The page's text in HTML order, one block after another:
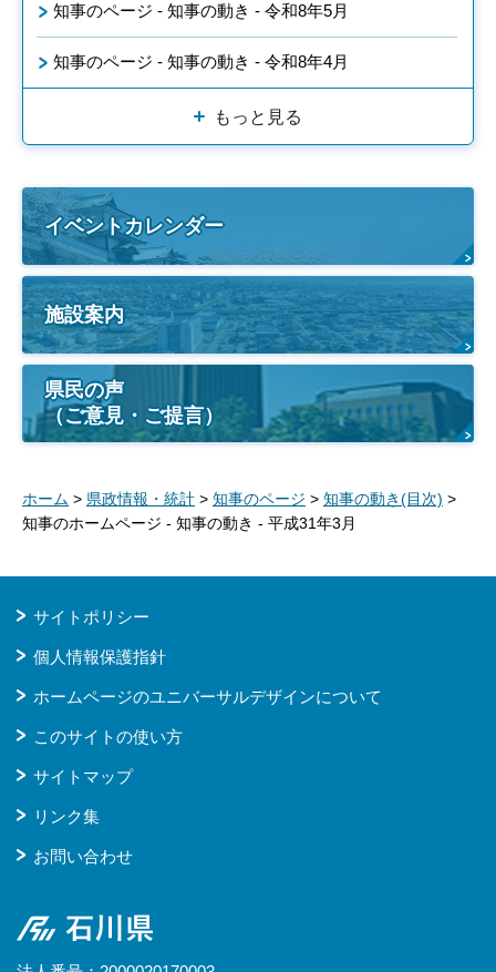
知事のページ - 知事の動き - 令和8年5月
知事のページ - 知事の動き - 令和8年4月
もっと見る
イベントカレンダー
施設案内
県民の声
（ご意見・ご提言）
ホーム > 県政情報・統計 > 知事のページ > 知事の動き(目次) >
知事のホームページ - 知事の動き - 平成31年3月
サイトポリシー
個人情報保護指針
ホームページのユニバーサルデザインについて
このサイトの使い方
サイトマップ
リンク集
お問い合わせ
石川県